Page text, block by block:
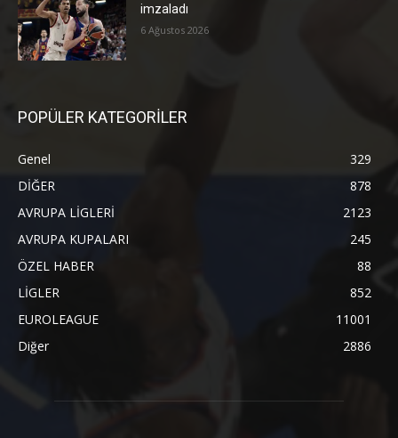
imzaladı
6 Ağustos 2026
POPÜLER KATEGORİLER
Genel
329
DİĞER
878
AVRUPA LİGLERİ
2123
AVRUPA KUPALARI
245
ÖZEL HABER
88
LİGLER
852
EUROLEAGUE
11001
Diğer
2886